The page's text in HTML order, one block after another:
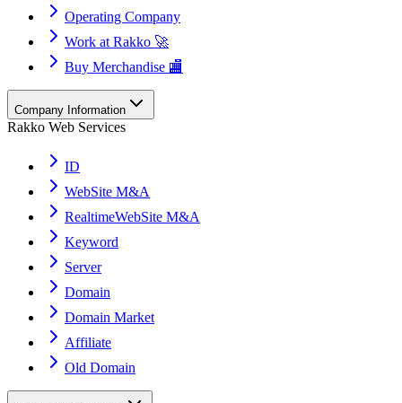
Operating Company
Work at Rakko 🚀
Buy Merchandise 🏬
Company Information
Rakko Web Services
ID
WebSite M&A
RealtimeWebSite M&A
Keyword
Server
Domain
Domain Market
Affiliate
Old Domain